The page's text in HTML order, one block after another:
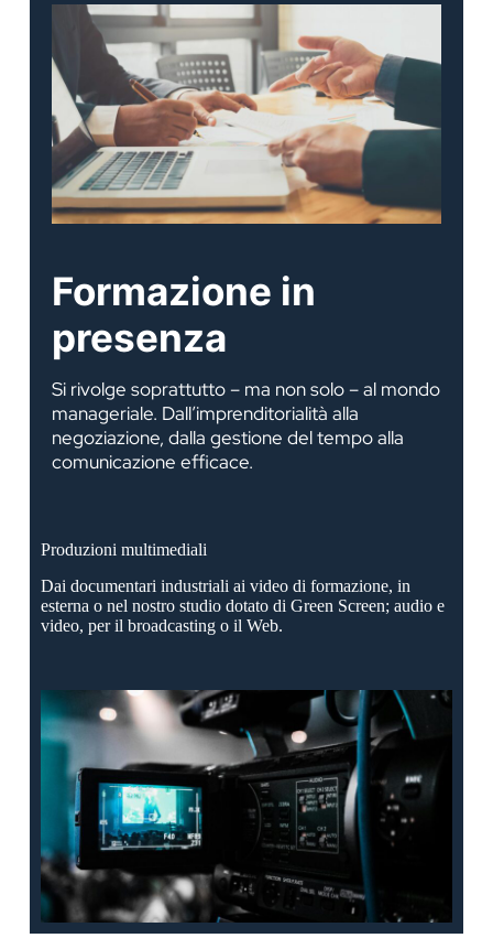
Formazione in
presenza
Si rivolge soprattutto – ma non solo – al mondo
manageriale. Dall’imprenditorialità alla
negoziazione, dalla gestione del tempo alla
comunicazione efficace.
Produzioni multimediali
Dai documentari industriali ai video di formazione, in
esterna o nel nostro studio dotato di Green Screen; audio e
video, per il broadcasting o il Web.